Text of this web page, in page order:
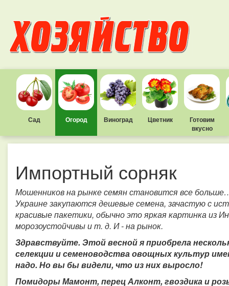
Сад Огород Виноград Цветник
Готовим
вкусно
Импортный сорняк
Мошенников на рынке семян становится все
Украине закупаются дешевые семена, зачастую с
красивые пакетики, обычно это яркая картинка из
морозоустойчивы и т. д. И - на рынок.
Здравствуйте. Этой весной я приобрела
селекции и семеноводства овощных культур
надо. Но вы бы видели, что из них выросло!
Помидоры Мамонт, перец Алконт, гвоздика и